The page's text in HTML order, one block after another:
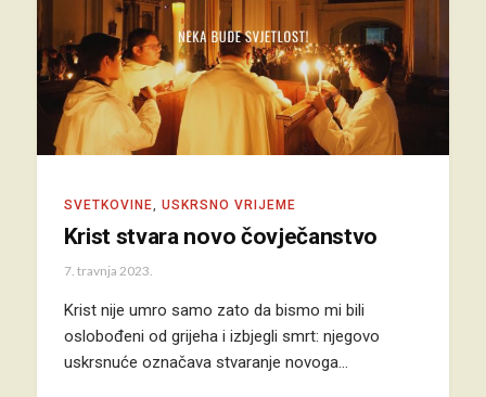
SVETKOVINE USKRSNO VRIJEME
Krist stvara novo čovječanstvo
7. travnja 2023.
Krist nije umro samo zato da bismo mi bili
oslobođeni od grijeha i izbjegli smrt: njegovo
uskrsnuće označava stvaranje novoga…